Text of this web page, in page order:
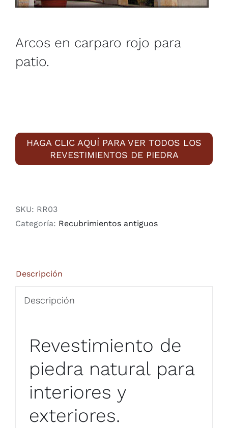
Arcos en carparo rojo para
patio.
HAGA CLIC AQUÍ PARA VER TODOS LOS
REVESTIMIENTOS DE PIEDRA
SKU: RR03
Categoría: Recubrimientos antiguos
Descripción
Descripción
Revestimiento de
piedra natural para
interiores y
exteriores.